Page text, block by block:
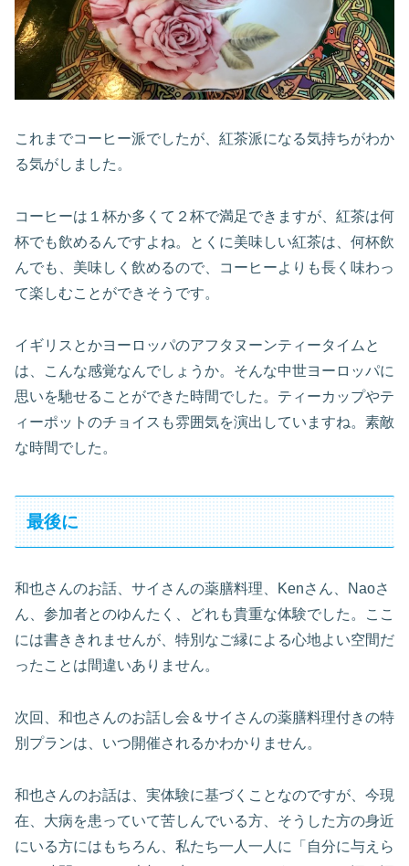
これまでコーヒー派でしたが、紅茶派になる気持ちがわか
る気がしました。
コーヒーは１杯か多くて２杯で満足できますが、紅茶は何
杯でも飲めるんですよね。とくに美味しい紅茶は、何杯飲
んでも、美味しく飲めるので、コーヒーよりも長く味わっ
て楽しむことができそうです。
イギリスとかヨーロッパのアフタヌーンティータイムと
は、こんな感覚なんでしょうか。そんな中世ヨーロッパに
思いを馳せることができた時間でした。ティーカップやテ
ィーポットのチョイスも雰囲気を演出していますね。素敵
な時間でした。
最後に
和也さんのお話、サイさんの薬膳料理、Kenさん、Naoさ
ん、参加者とのゆんたく、どれも貴重な体験でした。ここ
には書ききれませんが、特別なご縁による心地よい空間だ
ったことは間違いありません。
次回、和也さんのお話し会＆サイさんの薬膳料理付きの特
別プランは、いつ開催されるかわかりません。
和也さんのお話は、実体験に基づくことなのですが、今現
在、大病を患っていて苦しんでいる方、そうした方の身近
にいる方にはもちろん、私たち一人一人に「自分に与えら